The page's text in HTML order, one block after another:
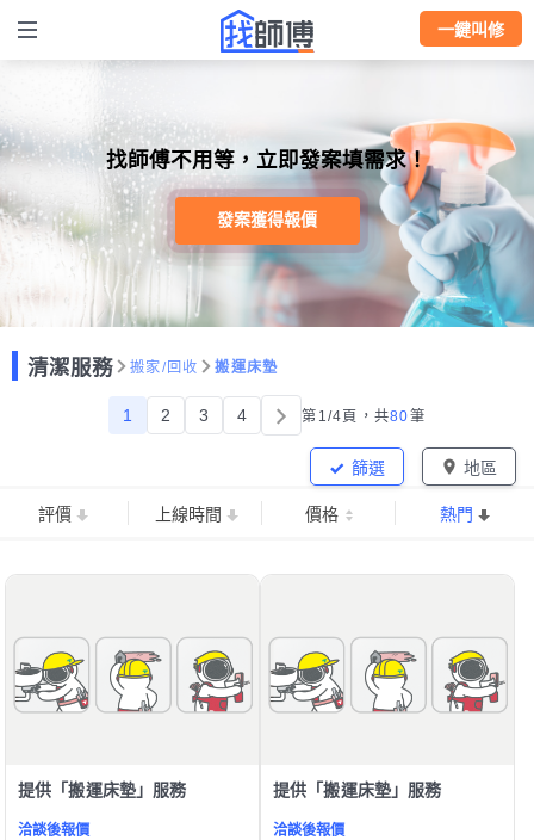
一鍵叫修
找師傅不用等，立即發案填需求！
發案獲得報價
清潔服務 搬家/回收 搬運床墊
1 2 3 4 第1/4頁， 共80筆
地區
篩選
評價 上線時間 價格 熱門
提供「搬運床墊」服務
洽談後報價
提供「搬運床墊」服務
洽談後報價